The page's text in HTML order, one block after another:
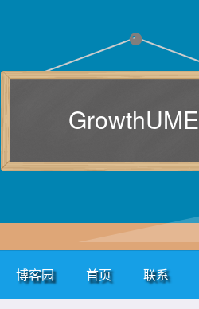
GrowthUME
博客园 首页 联系